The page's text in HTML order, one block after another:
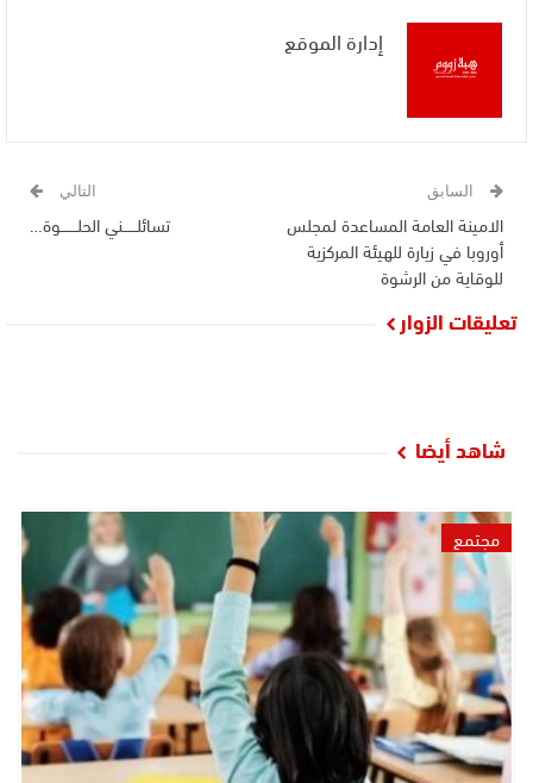
إدارة الموقع
السابق
الامينة العامة المساعدة لمجلس
أوروبا في زيارة للهيئة المركزية
للوقاية من الرشوة
التالي
تسائلــــــني الحلـــــــوة…
تعليقات الزوار
شاهد أيضا
مجتمع